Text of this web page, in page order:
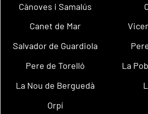
Cànoves i Samalús
Canet de Mar
Salvador de Guardiola
Pere de Torelló
La
La Nou de Berguedà
Orpí